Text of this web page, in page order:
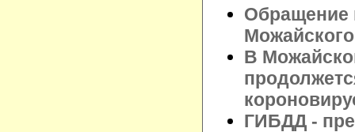
Обращение
В
ГИБДД -